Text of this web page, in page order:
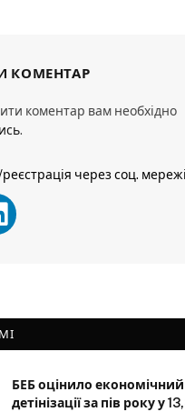
КОМЕНТАР
коментар вам необхідно
.
реєстрація через соц. мережі
БЕБ оцінило економічний
детінізації за пів року у